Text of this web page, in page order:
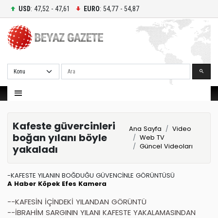
USD: 47,52 - 47,61 EURO: 54,77 - 54,87
Ara
Kafeste güvercinleri
boğan yılanı böyle
yakaladı
Ana Sayfa
Video
Web TV
Güncel Videoları
-KAFESTE YILANIN BOĞDUĞU GÜVENCİNLE GÖRÜNTÜSÜ
A Haber Köpek Efes Kamera
--KAFESİN İÇİNDEKİ YILANDAN GÖRÜNTÜ
--İBRAHİM SARGININ YILANI KAFESTE YAKALAMASINDAN